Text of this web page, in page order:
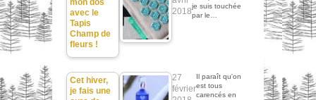
mon dos
avec le
Tapis
Champ de
fleurs !
2018
je suis touchée
par le…
Cet hiver,
je fais une
27
février
Il paraît qu'on
est tous
carencés en